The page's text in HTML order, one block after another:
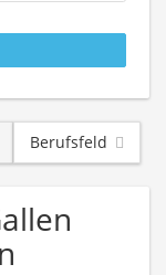
Berufsfeld